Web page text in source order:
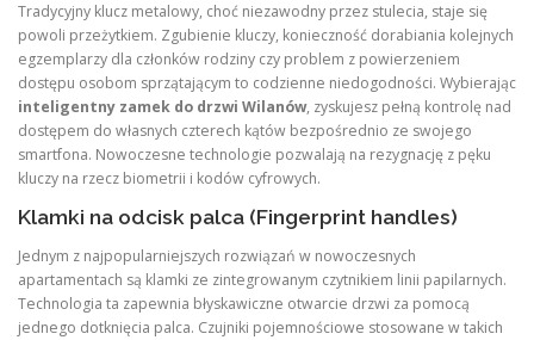
Tradycyjny klucz metalowy, choć niezawodny przez stulecia, staje się
powoli przeżytkiem. Zgubienie kluczy, konieczność dorabiania kolejnych
egzemplarzy dla członków rodziny czy problem z powierzeniem
dostępu osobom sprzątającym to codzienne niedogodności. Wybierając
inteligentny zamek do drzwi Wilanów, zyskujesz pełną kontrolę nad
dostępem do własnych czterech kątów bezpośrednio ze swojego
smartfona. Nowoczesne technologie pozwalają na rezygnację z pęku
kluczy na rzecz biometrii i kodów cyfrowych.
Klamki na odcisk palca (Fingerprint handles)
Jednym z najpopularniejszych rozwiązań w nowoczesnych
apartamentach są klamki ze zintegrowanym czytnikiem linii papilarnych.
Technologia ta zapewnia błyskawiczne otwarcie drzwi za pomocą
jednego dotknięcia palca. Czujniki pojemnościowe stosowane w takich